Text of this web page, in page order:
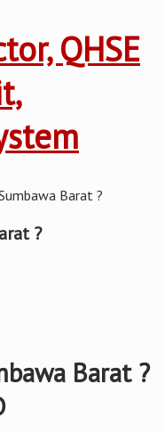
QHSE
Barat ?
?
Barat ?